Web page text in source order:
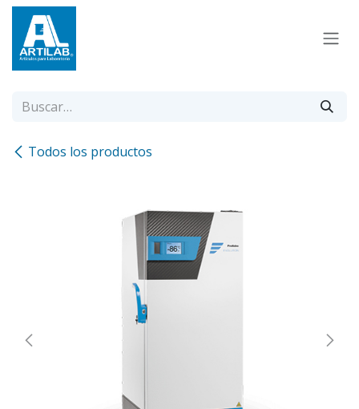
Ir al contenido
Todos los productos